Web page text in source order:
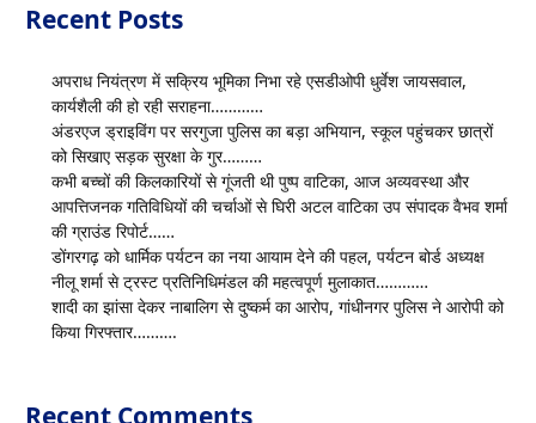
Recent Posts
अपराध नियंत्रण में सक्रिय भूमिका निभा रहे एसडीओपी धुर्वेश जायसवाल,
कार्यशैली की हो रही सराहना…………
अंडरएज ड्राइविंग पर सरगुजा पुलिस का बड़ा अभियान, स्कूल पहुंचकर छात्रों
को सिखाए सड़क सुरक्षा के गुर………
कभी बच्चों की किलकारियों से गूंजती थी पुष्प वाटिका, आज अव्यवस्था और
आपत्तिजनक गतिविधियों की चर्चाओं से घिरी अटल वाटिका उप संपादक वैभव शर्मा
की ग्राउंड रिपोर्ट……
डोंगरगढ़ को धार्मिक पर्यटन का नया आयाम देने की पहल, पर्यटन बोर्ड अध्यक्ष
नीलू शर्मा से ट्रस्ट प्रतिनिधिमंडल की महत्वपूर्ण मुलाकात…………
शादी का झांसा देकर नाबालिग से दुष्कर्म का आरोप, गांधीनगर पुलिस ने आरोपी को
किया गिरफ्तार……….
Recent Comments